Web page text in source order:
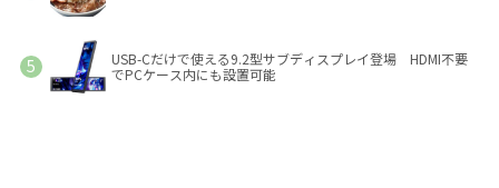
USB-Cだけで使える9.2型サブディスプレイ登場 HDMI不要
でPCケース内にも設置可能